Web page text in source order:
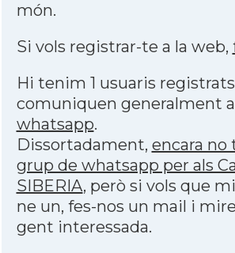
món.
Si vols registrar-te a la web,
Hi tenim 1 usuaris
comuniquen generalment
whatsapp.
Dissortadament, encara no
grup de whatsapp per als
SIBERIA, però si vols que
ne un, fes-nos un mail i
gent interessada.